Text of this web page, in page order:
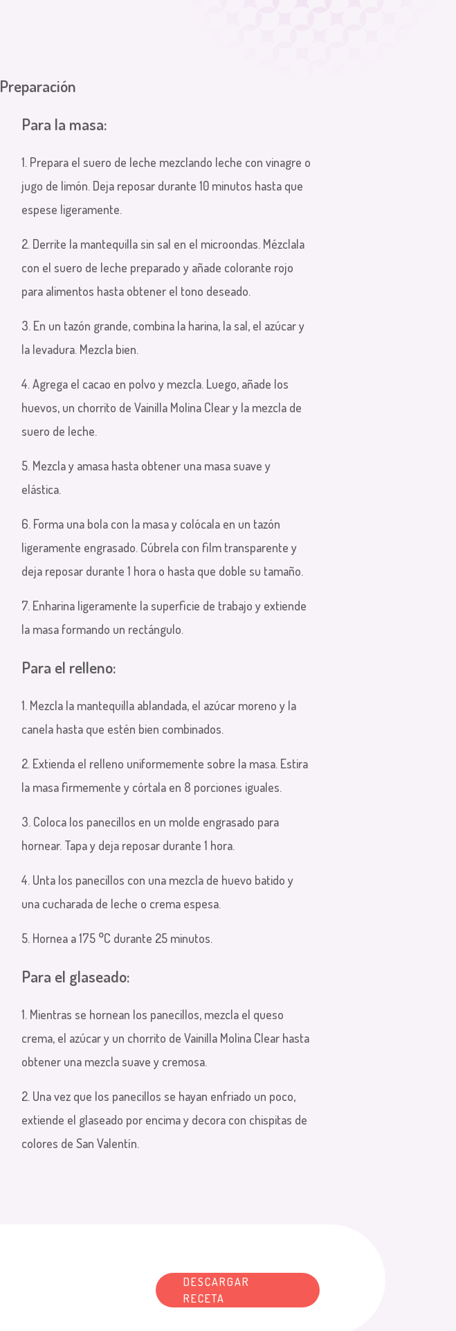
Preparación
Para la masa:
1. Prepara el suero de leche mezclando leche con vinagre o
jugo de limón. Deja reposar durante 10 minutos hasta que
espese ligeramente.
2. Derrite la mantequilla sin sal en el microondas. Mézclala
con el suero de leche preparado y añade colorante rojo
para alimentos hasta obtener el tono deseado.
3. En un tazón grande, combina la harina, la sal, el azúcar y
la levadura. Mezcla bien.
4. Agrega el cacao en polvo y mezcla. Luego, añade los
huevos, un chorrito de Vainilla Molina Clear y la mezcla de
suero de leche.
5. Mezcla y amasa hasta obtener una masa suave y
elástica.
6. Forma una bola con la masa y colócala en un tazón
ligeramente engrasado. Cúbrela con film transparente y
deja reposar durante 1 hora o hasta que doble su tamaño.
7. Enharina ligeramente la superficie de trabajo y extiende
la masa formando un rectángulo.
Para el relleno:
1. Mezcla la mantequilla ablandada, el azúcar moreno y la
canela hasta que estén bien combinados.
2. Extienda el relleno uniformemente sobre la masa. Estira
la masa firmemente y córtala en 8 porciones iguales.
3. Coloca los panecillos en un molde engrasado para
hornear. Tapa y deja reposar durante 1 hora.
4. Unta los panecillos con una mezcla de huevo batido y
una cucharada de leche o crema espesa.
5. Hornea a 175 °C durante 25 minutos.
Para el glaseado:
1. Mientras se hornean los panecillos, mezcla el queso
crema, el azúcar y un chorrito de Vainilla Molina Clear hasta
obtener una mezcla suave y cremosa.
2. Una vez que los panecillos se hayan enfriado un poco,
extiende el glaseado por encima y decora con chispitas de
colores de San Valentín.
DESCARGAR
RECETA